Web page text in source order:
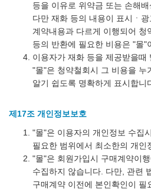
등을 이유로 위약금 또는 손해
다만 재화 등의 내용이 표시ㆍ
계약내용과 다르게 이행되어 청
등의 반환에 필요한 비용은 "몰"
이용자가 재화 등을 제공받을때
"몰"은 청약철회시 그 비용을 누
알기 쉽도록 명확하게 표시합니
제17조 개인정보보호
"몰"은 이용자의 개인정보 수집
필요한 범위에서 최소한의 개인
"몰"은 회원가입시 구매계약이
수집하지 않습니다. 다만, 관련
구매계약 이전에 본인확인이 필